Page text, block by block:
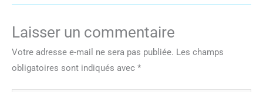
Laisser un commentaire
Votre adresse e-mail ne sera pas publiée. Les champs
obligatoires sont indiqués avec *